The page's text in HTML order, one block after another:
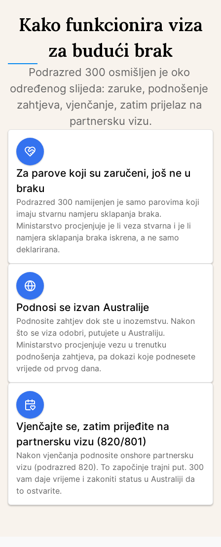
Kako funkcionira viza
za budući brak
Podrazred 300 osmišljen je oko
određenog slijeda: zaruke, podnošenje
zahtjeva, vjenčanje, zatim prijelaz na
partnersku vizu.
Za parove koji su zaručeni, još ne u
braku
Podrazred 300 namijenjen je samo parovima koji
imaju stvarnu namjeru sklapanja braka.
Ministarstvo procjenjuje je li veza stvarna i je li
namjera sklapanja braka iskrena, a ne samo
deklarirana.
Podnosi se izvan Australije
Podnosite zahtjev dok ste u inozemstvu. Nakon
što se viza odobri, putujete u Australiju.
Ministarstvo procjenjuje vezu u trenutku
podnošenja zahtjeva, pa dokazi koje podnesete
vrijede od prvog dana.
Vjenčajte se, zatim prijeđite na
partnersku vizu (820/801)
Nakon vjenčanja podnosite onshore partnersku
vizu (podrazred 820). To započinje trajni put. 300
vam daje vrijeme i zakoniti status u Australiji da
to ostvarite.